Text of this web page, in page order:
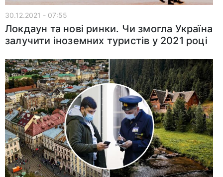
30.12.2021 - 07:55
Локдаун та нові ринки. Чи змогла Україна
залучити іноземних туристів у 2021 році